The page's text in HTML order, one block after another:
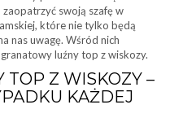
swoją szafę w
które nie tylko będą
nas uwagę. Wśród nich
luźny top z wiskozy.
TOP Z WISKOZY –
KAŻDEJ